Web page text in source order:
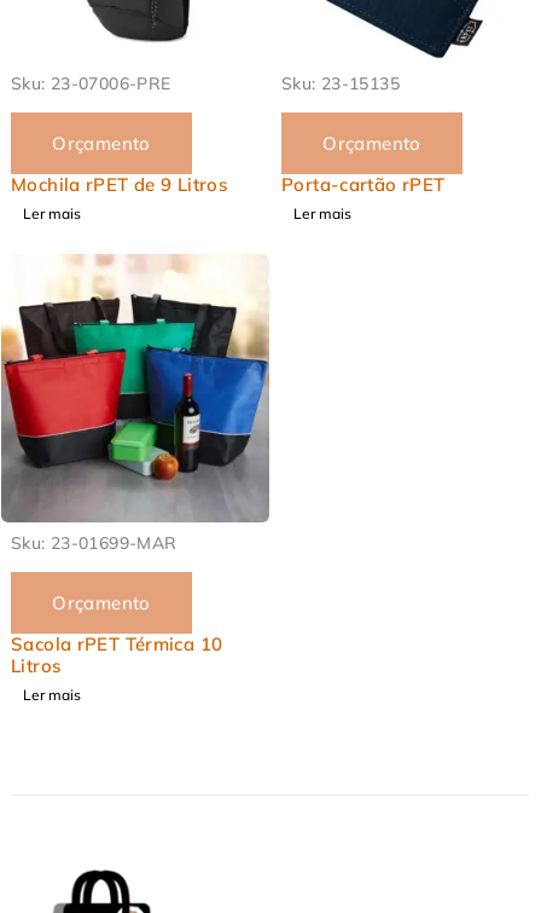
Sku: 23-07006-PRE
Orçamento
Mochila rPET de 9 Litros
Ler mais
Sku: 23-15135
Orçamento
Porta-cartão rPET
Ler mais
Sku: 23-01699-MAR
Orçamento
Sacola rPET Térmica 10
Litros
Ler mais